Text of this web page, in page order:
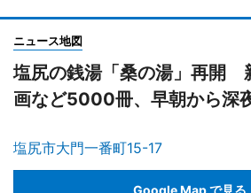
ニュース地図
塩尻の銭湯「桑の湯」再開
画など5000冊、早朝から深
塩尻市大門一番町15-17
Google Map で見る